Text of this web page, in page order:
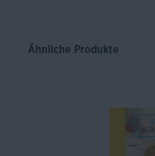
Ähnliche Produkte